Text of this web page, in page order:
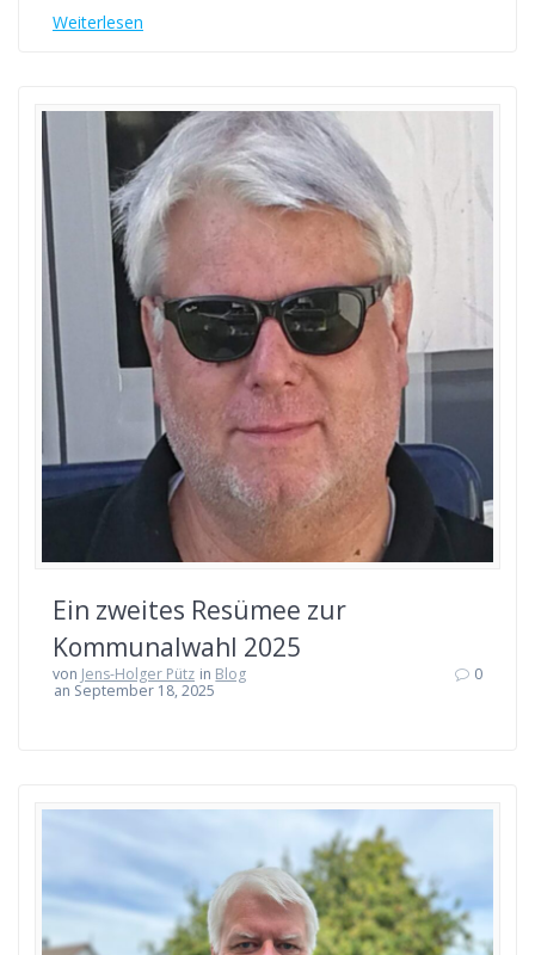
Weiterlesen
Ein zweites Resümee zur
Kommunalwahl 2025
von Jens-Holger Pütz in Blog
an September 18, 2025
0